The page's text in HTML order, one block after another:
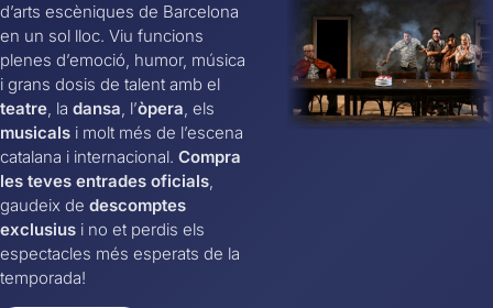
d’arts escèniques de Barcelona
en un sol lloc. Viu funcions
plenes d’emoció, humor, música
i grans dosis de talent amb el
teatre, la dansa, l’òpera, els
musicals i molt més de l’escena
catalana i internacional. Compra
les teves entrades oficials,
gaudeix de descomptes
exclusius i no et perdis els
espectacles més esperats de la
temporada!